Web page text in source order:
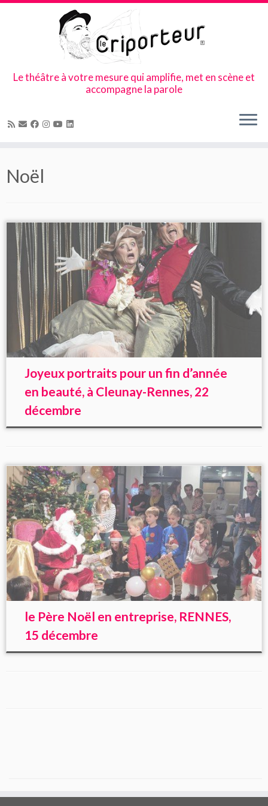
content
Le théâtre à votre mesure qui amplifie, met en scène et
accompagne la parole
Noël
Joyeux portraits pour un fin d’année
en beauté, à Cleunay-Rennes, 22
décembre
le Père Noël en entreprise, RENNES,
15 décembre